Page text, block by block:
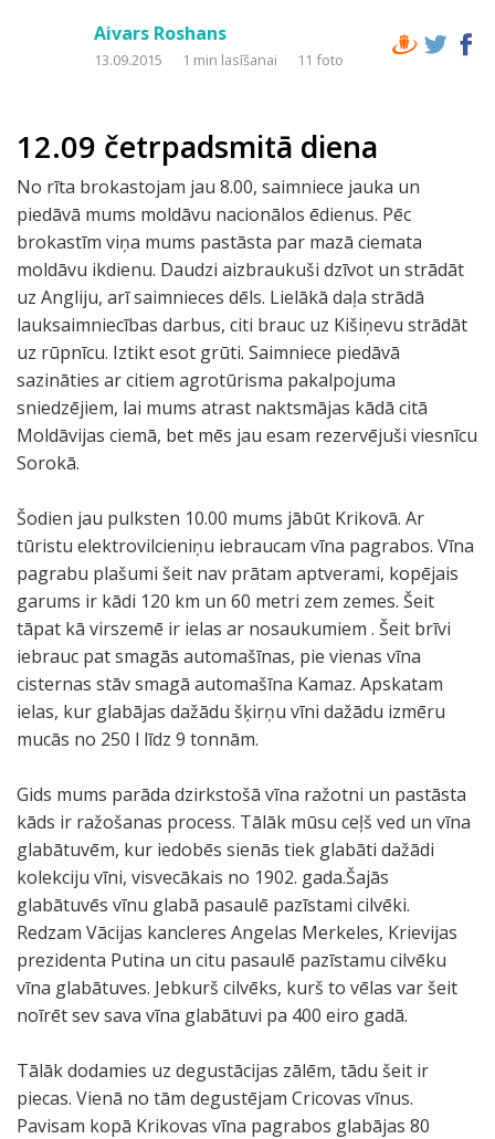
Aivars Roshans
13.09.2015 1 min lasīšanai 11 foto
12.09 četrpadsmitā diena
No rīta brokastojam jau 8.00, saimniece jauka un
piedāvā mums moldāvu nacionālos ēdienus. Pēc
brokastīm viņa mums pastāsta par mazā ciemata
moldāvu ikdienu. Daudzi aizbraukuši dzīvot un strādāt
uz Angliju, arī saimnieces dēls. Lielākā daļa strādā
lauksaimniecības darbus, citi brauc uz Kišiņevu strādāt
uz rūpnīcu. Iztikt esot grūti. Saimniece piedāvā
sazināties ar citiem agrotūrisma pakalpojuma
sniedzējiem, lai mums atrast naktsmājas kādā citā
Moldāvijas ciemā, bet mēs jau esam rezervējuši viesnīcu
Sorokā.
Šodien jau pulksten 10.00 mums jābūt Krikovā. Ar
tūristu elektrovilcieniņu iebraucam vīna pagrabos. Vīna
pagrabu plašumi šeit nav prātam aptverami, kopējais
garums ir kādi 120 km un 60 metri zem zemes. Šeit
tāpat kā virszemē ir ielas ar nosaukumiem . Šeit brīvi
iebrauc pat smagās automašīnas, pie vienas vīna
cisternas stāv smagā automašīna Kamaz. Apskatam
ielas, kur glabājas dažādu šķirņu vīni dažādu izmēru
mucās no 250 l līdz 9 tonnām.
Gids mums parāda dzirkstošā vīna ražotni un pastāsta
kāds ir ražošanas process. Tālāk mūsu ceļš ved un vīna
glabātuvēm, kur iedobēs sienās tiek glabāti dažādi
kolekciju vīni, visvecākais no 1902. gada.Šajās
glabātuvēs vīnu glabā pasaulē pazīstami cilvēki.
Redzam Vācijas kancleres Angelas Merkeles, Krievijas
prezidenta Putina un citu pasaulē pazīstamu cilvēku
vīna glabātuves. Jebkurš cilvēks, kurš to vēlas var šeit
noīrēt sev sava vīna glabātuvi pa 400 eiro gadā.
Tālāk dodamies uz degustācijas zālēm, tādu šeit ir
piecas. Vienā no tām degustējam Cricovas vīnus.
Pavisam kopā Krikovas vīna pagrabos glabājas 80